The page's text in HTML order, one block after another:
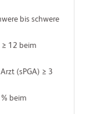
(sPGA) ≥ 3
% beim